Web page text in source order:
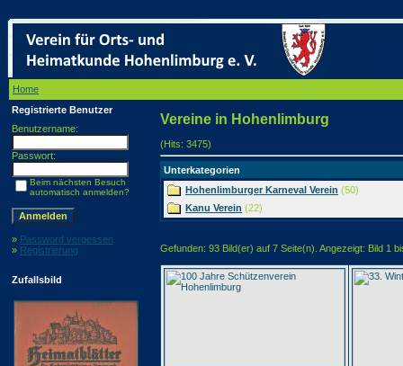
Home
Registrierte Benutzer
Benutzername:
Passwort:
Beim nächsten Besuch
automatisch anmelden?
» Password vergessen
» Registrierung
Zufallsbild
Vereine in Hohenlimburg
(Hits: 3475)
Unterkategorien
Hohenlimburger Karneval Verein (50)
Kanu Verein (22)
Gefunden: 93 Bild(er) auf 7 Seite(n). Angezeigt: Bild 1